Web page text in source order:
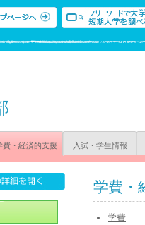
費・経済的支援 入試・学生情報
学費・
学費